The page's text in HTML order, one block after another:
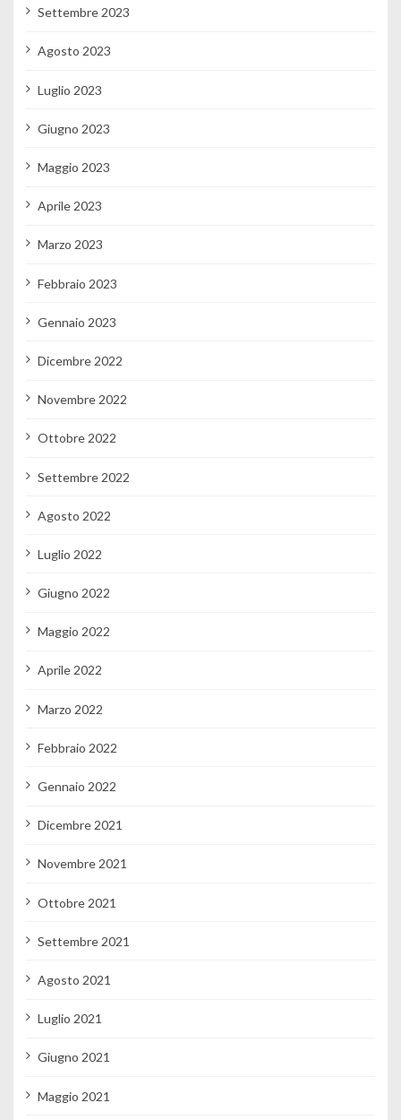
Settembre 2023
Agosto 2023
Luglio 2023
Giugno 2023
Maggio 2023
Aprile 2023
Marzo 2023
Febbraio 2023
Gennaio 2023
Dicembre 2022
Novembre 2022
Ottobre 2022
Settembre 2022
Agosto 2022
Luglio 2022
Giugno 2022
Maggio 2022
Aprile 2022
Marzo 2022
Febbraio 2022
Gennaio 2022
Dicembre 2021
Novembre 2021
Ottobre 2021
Settembre 2021
Agosto 2021
Luglio 2021
Giugno 2021
Maggio 2021